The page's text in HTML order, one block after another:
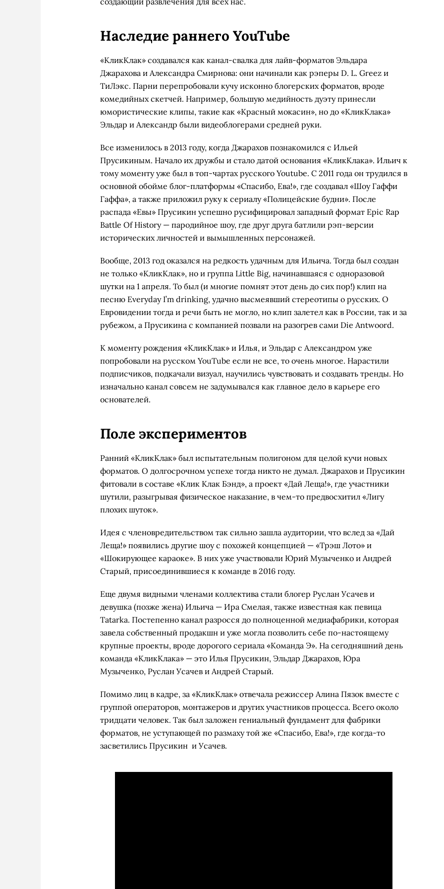
Наследие раннего YouTube
«КликКлак» создавался как канал-свалка для лайв-форматов Эльдара
Джарахова и Александра Смирнова: они начинали как рэперы D. L. Greez и
ТиЛэкс. Парни перепробовали кучу исконно блогерских форматов, вроде
комедийных скетчей. Например, большую медийность дуэту принесли
юмористические клипы, такие как «Красный мокасин», но до «КликКлака»
Эльдар и Александр были видеоблогерами средней руки.
Все изменилось в 2013 году, когда Джарахов познакомился с Ильей
Прусикиным. Начало их дружбы и стало датой основания «КликКлака». Ильич к
тому моменту уже был в топ-чартах русского Youtube. С 2011 года он трудился в
основной обойме блог-платформы «Спасибо, Ева!», где создавал «Шоу Гаффи
Гаффа», а также приложил руку к сериалу «Полицейские будни». После
распада «Евы» Прусикин успешно русифицировал западный формат Epic Rap
Battle Of History — пародийное шоу, где друг друга батлили рэп-версии
исторических личностей и вымышленных персонажей.
Вообще, 2013 год оказался на редкость удачным для Ильича. Тогда был создан
не только «КликКлак», но и группа Little Big, начинавшаяся с одноразовой
шутки на 1 апреля. То был (и многие помнят этот день до сих пор!) клип на
песню Everyday I’m drinking, удачно высмеявший стереотипы о русских. О
Евровидении тогда и речи быть не могло, но клип залетел как в России, так и за
рубежом, а Прусикина с компанией позвали на разогрев сами Die Antwoord.
К моменту рождения «КликКлак» и Илья, и Эльдар с Александром уже
попробовали на русском YouTube если не все, то очень многое. Нарастили
подписчиков, подкачали визуал, научились чувствовать и создавать тренды. Но
изначально канал совсем не задумывался как главное дело в карьере его
основателей.
Поле экспериментов
Ранний «КликКлак» был испытательным полигоном для целой кучи новых
форматов. О долгосрочном успехе тогда никто не думал. Джарахов и Прусикин
фитовали в составе «Клик Клак Бэнд», а проект «Дай Леща!», где участники
шутили, разыгрывая физическое наказание, в чем-то предвосхитил «Лигу
плохих шуток».
Идея с членовредительством так сильно зашла аудитории, что вслед за «Дай
Леща!» появились другие шоу с похожей концепцией — «Трэш Лото» и
«Шокирующее караоке». В них уже участвовали Юрий Музыченко и Андрей
Старый, присоединившиеся к команде в 2016 году.
Еще двумя видными членами коллектива стали блогер Руслан Усачев и
девушка (позже жена) Ильича — Ира Смелая, также известная как певица
Tatarka. Постепенно канал разросся до полноценной медиафабрики, которая
завела собственный продакшн и уже могла позволить себе по-настоящему
крупные проекты, вроде дорогого сериала «Команда Э». На сегодняшний день
команда «КликКлака» — это Илья Прусикин, Эльдар Джарахов, Юра
Музыченко, Руслан Усачев и Андрей Старый.
Помимо лиц в кадре, за «КликКлак» отвечала режиссер Алина Пязок вместе с
группой операторов, монтажеров и других участников процесса. Всего около
тридцати человек. Так был заложен гениальный фундамент для фабрики
форматов, не уступающей по размаху той же «Спасибо, Ева!», где когда-то
засветились Прусикин и Усачев.